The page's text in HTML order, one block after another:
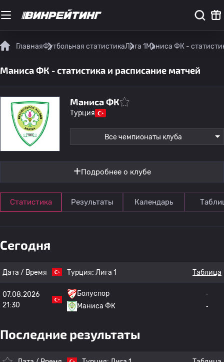
ГлавнаяФутбольная статистикаЛига 1 Маниса ФК -
Маниса ФК - статистика и расписание матчей
Маниса ФК
Турция
Все чемпионаты клуба
Подробнее о клубе
Статистика Результаты Календарь
Сегодня
Дата / Время Турция: Лига 1 Таблица
07.08.2026
21:30
Болуспор
Маниса ФК
-
-
Последние результаты